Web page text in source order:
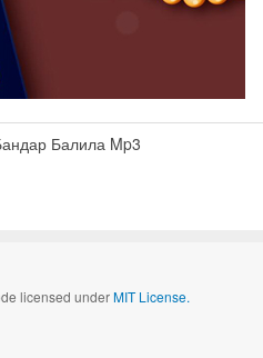
Балила Mp3
licensed underMIT License.